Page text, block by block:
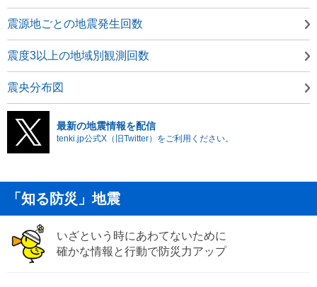
震源地ごとの地震発生回数
震度3以上の地域別観測回数
震央分布図
最新の地震情報を配信
tenki.jp公式X（旧Twitter）をご利用ください。
「知る防災」地震
いざという時にあわてないために
確かな情報と行動で防災力アップ